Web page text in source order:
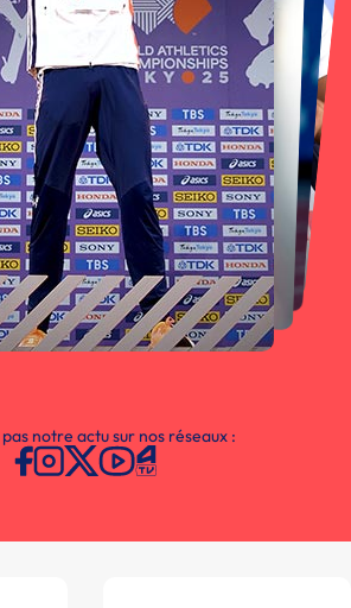
notre actu sur nos réseaux :